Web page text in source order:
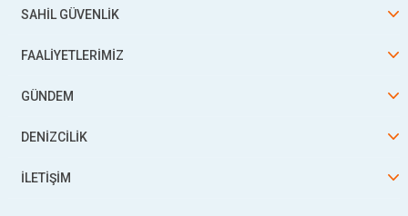
SAHİL GÜVENLİK
FAALİYETLERİMİZ
GÜNDEM
DENİZCİLİK
İLETİŞİM